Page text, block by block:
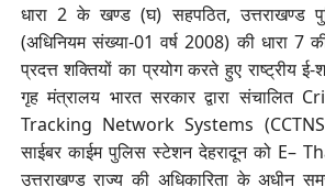
धारा 2 के खण्ड (घ) सहपठित, उत्तराखण्ड
(अधिनियम संख्या-01 वर्ष 2008) की धारा 7
प्रदत्त शक्तियों का प्रयोग करते हुए राष्ट्रीय
गृह मंत्रालय भारत सरकार द्वारा संचालित
Tracking Network Systems
साईबर काईम पुलिस स्टेशन देहरादून को E–
उत्तराखण्ड राज्य की अधिकारिता के अधीन